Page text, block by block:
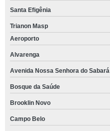
Santa Efigênia
Trianon Masp
Aeroporto
Alvarenga
Avenida Nossa Senhora do Sabará
Bosque da Saúde
Brooklin Novo
Campo Belo